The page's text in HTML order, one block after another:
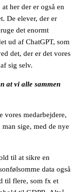
her der er også en
De elever, der er
det enormt
ud af ChatGPT, som
det, der er det vores
sig selv.
at vi alle sammen
vores medarbejdere,
sige, med de nye
til at sikre en
data også
til flere, som fx et